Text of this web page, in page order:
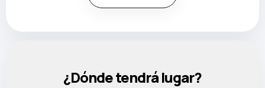
¿Dónde tendrá lugar?